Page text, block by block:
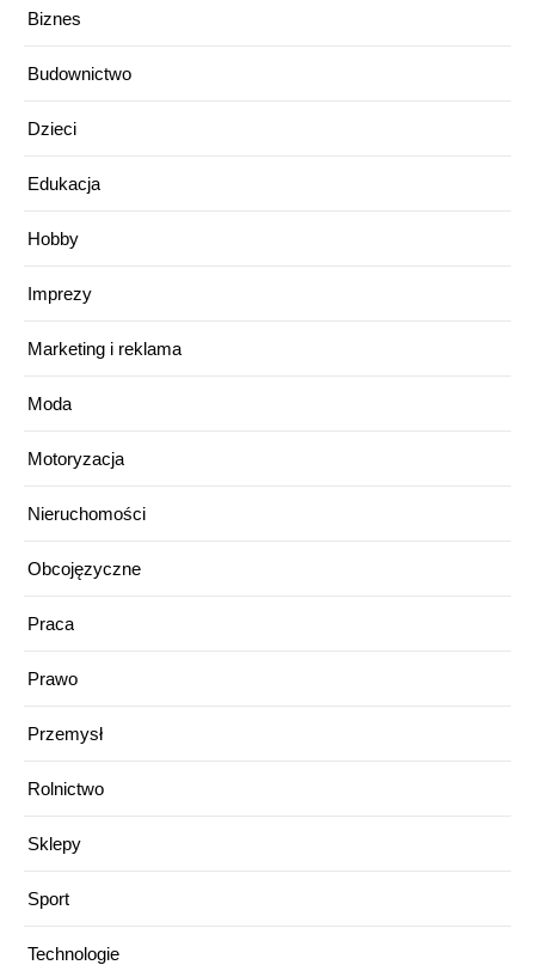
Biznes
Budownictwo
Dzieci
Edukacja
Hobby
Imprezy
Marketing i reklama
Moda
Motoryzacja
Nieruchomości
Obcojęzyczne
Praca
Prawo
Przemysł
Rolnictwo
Sklepy
Sport
Technologie